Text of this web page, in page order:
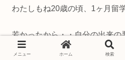
わたしもね20歳の頃、1ヶ月留
若かったから・・自分の出来の
メニュー ホーム 検索